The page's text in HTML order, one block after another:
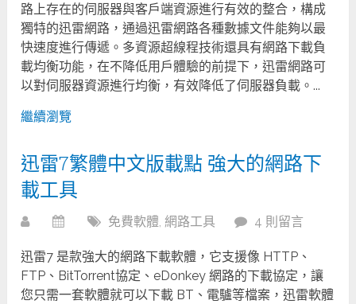
路上存在的伺服器與客戶端資源進行有效的整合，構成
獨特的迅雷網路，通過迅雷網路各種數據文件能夠以最
快速度進行傳遞。多資源超線程技術還具有網路下載負
載均衡功能，在不降低用戶體驗的前提下，迅雷網路可
以對伺服器資源進行均衡，有效降低了伺服器負載。...
繼續瀏覽
迅雷7繁體中文版載點 強大的網路下
載工具
免費軟體, 網路工具 4 則留言
迅雷7 是款強大的網路下載軟體，它支援像 HTTP、
FTP、BitTorrent協定、eDonkey 網路的下載協定，讓
您只需一套軟體就可以下載 BT、電驢等檔案，迅雷軟體